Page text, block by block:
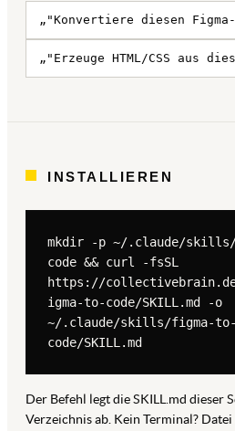
„"Konvertiere diesen
„"Erzeuge HTML/CSS aus
INSTALLIEREN
mkdir -p ~/.claude/
code && curl -fsSL
https://
igma-to-code/SKILL.md -o
~/.claude/skills/figma-to-
code/SKILL.md
Der Befehl legt die SKILL.md dieser
Verzeichnis ab. Kein Terminal?